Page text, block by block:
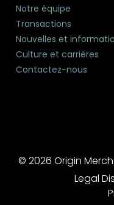
Notre équipe
Transactions
Nouvelles et
Culture et carrières
Contactez-nous
© 2026 Origin
Legal